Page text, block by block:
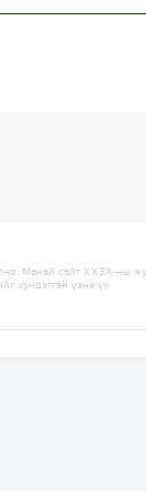
Манай сайт ХХЗХ-ны
хүндэтгэн үзнэ үү.